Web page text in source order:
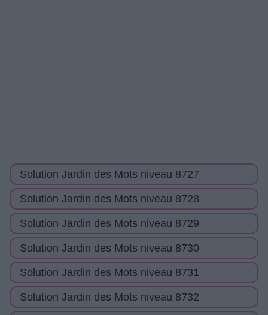
Solution Jardin des Mots niveau 8727
Solution Jardin des Mots niveau 8728
Solution Jardin des Mots niveau 8729
Solution Jardin des Mots niveau 8730
Solution Jardin des Mots niveau 8731
Solution Jardin des Mots niveau 8732